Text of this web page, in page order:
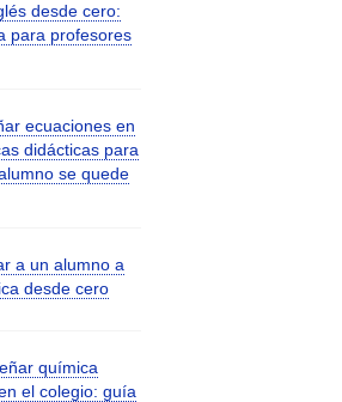
desde cero:
para profesores
ecuaciones en
didácticas para
se quede
a un alumno a
desde cero
química
el colegio: guía